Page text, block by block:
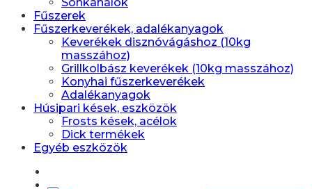
Fűszerek
Fűszerkeverékek, adalékanyagok
Keverékek disznóvágáshoz (10kg
masszához)
Grillkolbász keverékek (10kg masszához)
Konyhai fűszerkeverékek
Adalékanyagok
Húsipari kések, eszközök
Frosts kések, acélok
Dick termékek
Egyéb eszközök